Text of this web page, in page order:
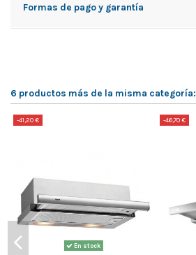
Formas de pago y garantía
6 productos más de la misma categoría:
-41,20 €
En stock
-46,70 €